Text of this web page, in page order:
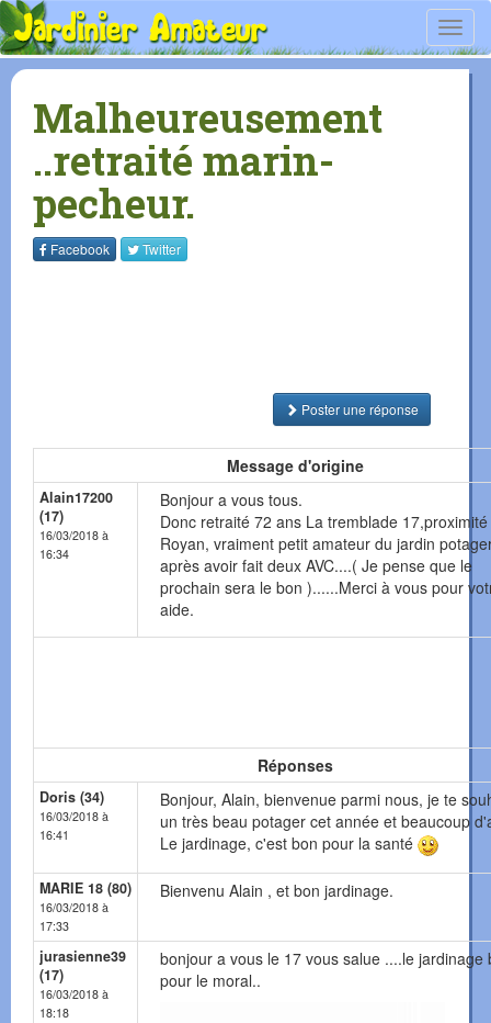
Malheureusement
..retraité marin-
pecheur.
Facebook Twitter
Poster une réponse
Message d'origine
Alain17200
(17)
16/03/2018 à
16:34
Bonjour a vous tous.
Donc retraité 72 ans La tremblade
Royan, vraiment petit amateur du jardin
après avoir fait deux AVC....( Je pense que le
prochain sera le bon )......Merci à vous pour
aide.
Réponses
Doris (34)
16/03/2018 à
16:41
Bonjour, Alain, bienvenue parmi nous, je te
un très beau potager cet année et beaucoup
Le jardinage, c'est bon pour la santé
MARIE 18 (80)
16/03/2018 à
17:33
Bienvenu Alain , et bon jardinage.
jurasienne39
(17)
16/03/2018 à
18:18
bonjour a vous le 17 vous salue ....le jardinage
pour le moral..